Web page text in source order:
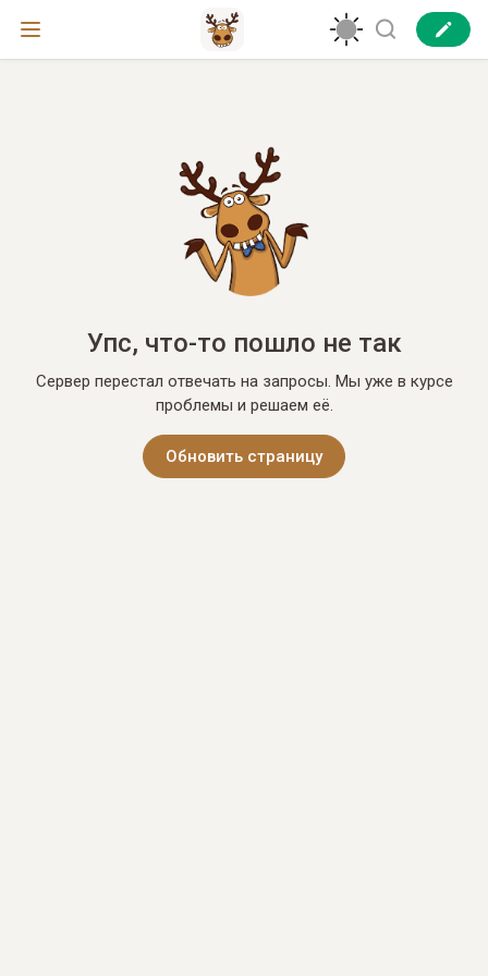
Упс, что-то пошло не так
Сервер перестал отвечать на запросы. Мы уже в курсе
проблемы и решаем её.
Обновить страницу